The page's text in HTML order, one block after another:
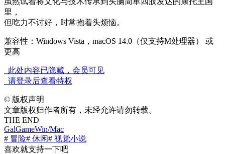
里，
但吃力不讨好，时常抱着头烦恼。
兼容性：Windows Vista，macOS 14.0（仅支持M处理器） 或
更高
此处内容已隐藏，会员可见
请登录后查看特权
© 版权声明
文章版权归作者所有，未经允许请勿转载。
THE END
GalGameWin/Mac
# 冒险# 休闲# 视觉小说
喜欢就支持一下吧